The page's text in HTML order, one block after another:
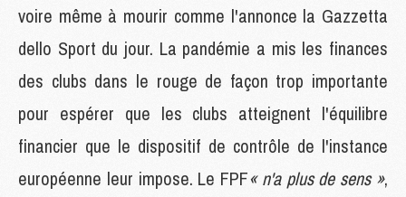
voire même à mourir comme l'annonce la Gazzetta
dello Sport du jour. La pandémie a mis les finances
des clubs dans le rouge de façon trop importante
pour espérer que les clubs atteignent l'équilibre
financier que le dispositif de contrôle de l'instance
européenne leur impose. Le FPF« n'a plus de sens »,